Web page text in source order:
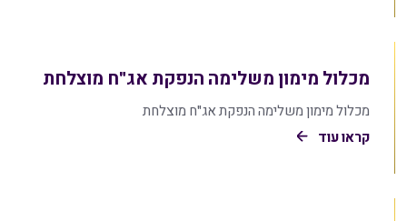
מכלול מימון משלימה הנפקת אג"ח מוצלחת
מכלול מימון משלימה הנפקת אג"ח מוצלחת
קראו עוד